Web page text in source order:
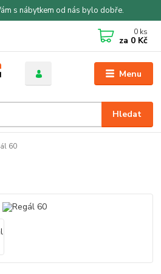
s nábytkem od nás bylo dobře.
Menu
Hledat
0 ks
za 0 Kč
60